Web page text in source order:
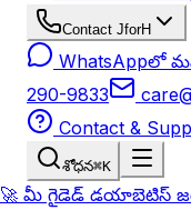
Contact JforH
WhatsAppలో
290-9833
Contact &
శోధన⌘K
🚀 మీ గైడెడ్ డయాబెటిస్